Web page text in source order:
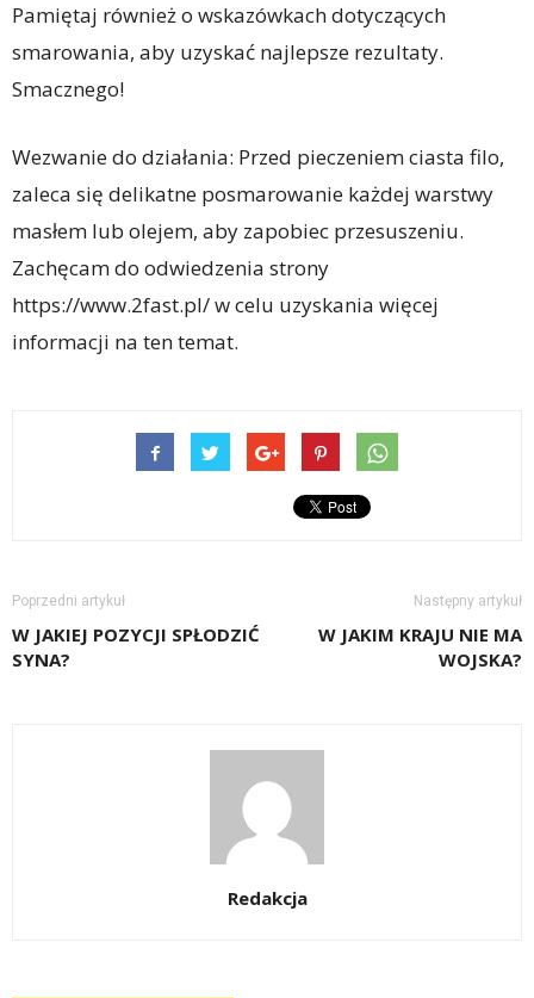
Pamiętaj również o wskazówkach dotyczących
smarowania, aby uzyskać najlepsze rezultaty.
Smacznego!
Wezwanie do działania: Przed pieczeniem ciasta filo,
zaleca się delikatne posmarowanie każdej warstwy
masłem lub olejem, aby zapobiec przesuszeniu.
Zachęcam do odwiedzenia strony
https://www.2fast.pl/ w celu uzyskania więcej
informacji na ten temat.
Poprzedni artykuł
W JAKIEJ POZYCJI SPŁODZIĆ
SYNA?
Następny artykuł
W JAKIM KRAJU NIE MA
WOJSKA?
Redakcja